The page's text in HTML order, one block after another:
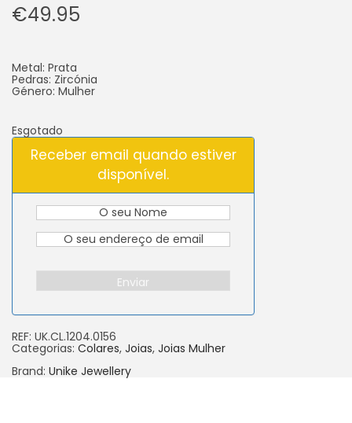
€49.95
Metal: Prata
Pedras: Zircónia
Género: Mulher
Esgotado
Receber email quando estiver
disponível.
Enviar
REF: UK.CL.1204.0156
Categorias: Colares, Joias, Joias Mulher
Brand: Unike Jewellery